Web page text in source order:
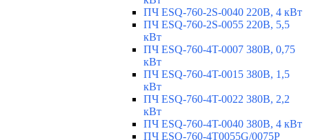
ПЧ ESQ-760-2S-0040 220В, 4 кВт
ПЧ ESQ-760-2S-0055 220В, 5,5
кВт
ПЧ ESQ-760-4T-0007 380В, 0,75
кВт
ПЧ ESQ-760-4T-0015 380В, 1,5
кВт
ПЧ ESQ-760-4T-0022 380В, 2,2
кВт
ПЧ ESQ-760-4T-0040 380В, 4 кВт
ПЧ ESQ-760-4T0055G/0075P